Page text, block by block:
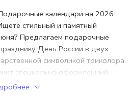
календари на 2026
стильный и памятный
Предлагаем подарочные
День России в двух
символикой триколора.
специально оформленный
где дата 12 июня выделена